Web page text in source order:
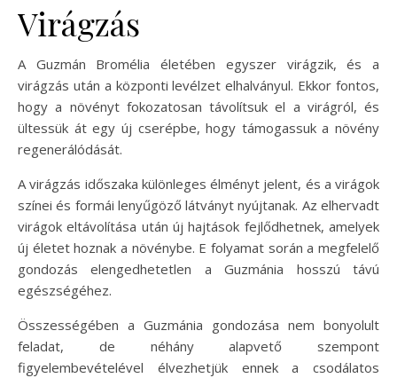
Virágzás
A Guzmán Bromélia életében egyszer virágzik, és a
virágzás után a központi levélzet elhalványul. Ekkor fontos,
hogy a növényt fokozatosan távolítsuk el a virágról, és
ültessük át egy új cserépbe, hogy támogassuk a növény
regenerálódását.
A virágzás időszaka különleges élményt jelent, és a virágok
színei és formái lenyűgöző látványt nyújtanak. Az elhervadt
virágok eltávolítása után új hajtások fejlődhetnek, amelyek
új életet hoznak a növénybe. E folyamat során a megfelelő
gondozás elengedhetetlen a Guzmánia hosszú távú
egészségéhez.
Összességében a Guzmánia gondozása nem bonyolult
feladat, de néhány alapvető szempont
figyelembevételével élvezhetjük ennek a csodálatos